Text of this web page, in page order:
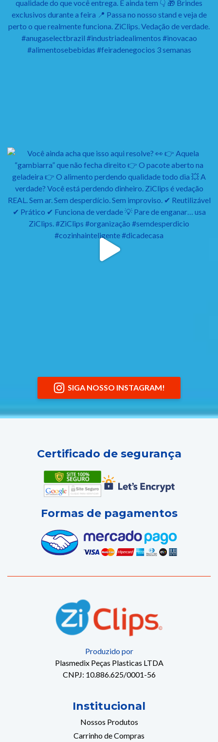
SIGA NOSSO INSTAGRAM!
Certificado de segurança
Formas de pagamentos
Produzido por
Plasmedix Peças Plasticas LTDA
CNPJ: 10.886.625/0001-56
Institucional
Nossos Produtos
Carrinho de Compras